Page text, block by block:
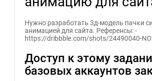
Нужно разработать 3д-модель пачки
анимацией для сайта. Референсы: -
https://dribbble.com/shots/24490040-
Доступ к этому
базовых аккаунтов